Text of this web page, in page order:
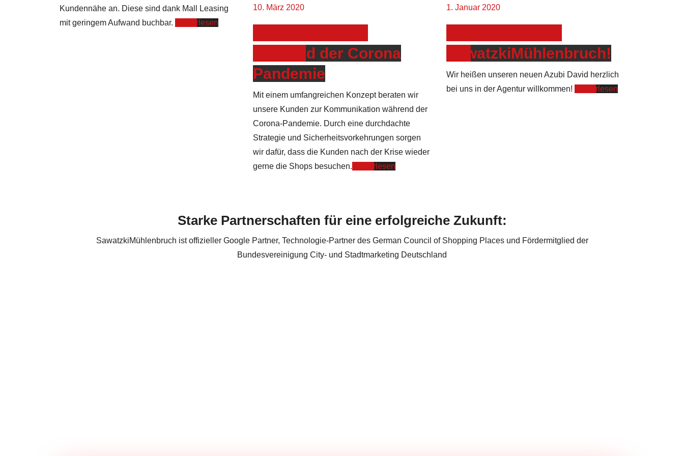
Kundennähe an. Diese sind dank Mall Leasing
mit geringem Aufwand buchbar.
Weiterlesen
10. März 2020
während der Corona
Pandemie
Mit einem umfangreichen Konzept beraten wir
unsere Kunden zur Kommunikation während der
Corona-Pandemie. Durch eine durchdachte
Strategie und Sicherheitsvorkehrungen sorgen
wir dafür, dass die Kunden nach der Krise wieder
gerne die Shops besuchen. Weiterlesen
1. Januar 2020
SawatzkiMühlenbruch!
Wir heißen unseren neuen Azubi David herzlich
bei uns in der Agentur willkommen!
Weiterlesen
Starke Partnerschaften für eine erfolgreiche Zukunft:
SawatzkiMühlenbruch ist offizieller Google Partner, Technologie-Partner des German Council of Shopping Places und Fördermitglied der
Bundesvereinigung City- und Stadtmarketing Deutschland